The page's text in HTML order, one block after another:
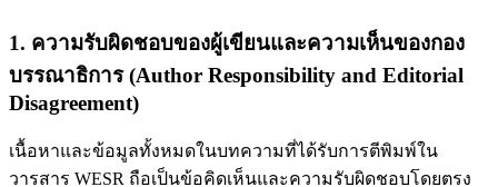
1. ความรับผิดชอบของผู้เขียนและความเห็นของกอง
บรรณาธิการ (Author Responsibility and Editorial
Disagreement)
เนื้อหาและข้อมูลทั้งหมดในบทความที่ได้รับการตีพิมพ์ใน
วารสาร WESR ถือเป็นข้อคิดเห็นและความรับผิดชอบโดยตรง